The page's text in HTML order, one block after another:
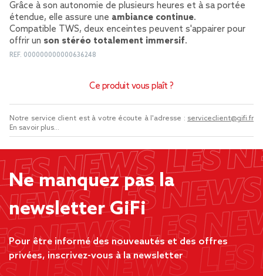
Grâce à son autonomie de plusieurs heures et à sa portée
étendue, elle assure une ambiance continue.
Compatible TWS, deux enceintes peuvent s'appairer pour
offrir un son stéréo totalement immersif.
REF. 000000000000636248
Ce produit vous plaît ?
Notre service client est à votre écoute à l'adresse : serviceclient@gifi.fr
En savoir plus...
Ne manquez pas la
newsletter GiFi
Pour être informé des nouveautés et des offres
privées, inscrivez-vous à la newsletter